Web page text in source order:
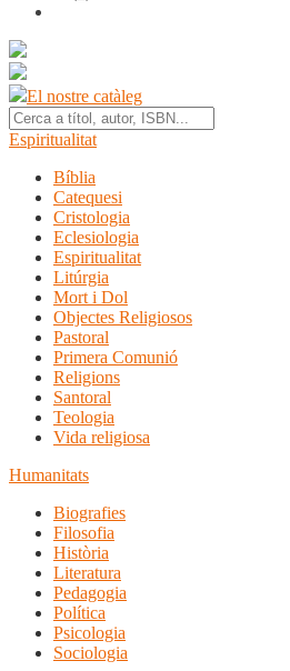
El nostre catàleg
Espiritualitat
Bíblia
Catequesi
Cristologia
Eclesiologia
Espiritualitat
Litúrgia
Mort i Dol
Objectes Religiosos
Pastoral
Primera Comunió
Religions
Santoral
Teologia
Vida religiosa
Humanitats
Biografies
Filosofia
Història
Literatura
Pedagogia
Política
Psicologia
Sociologia